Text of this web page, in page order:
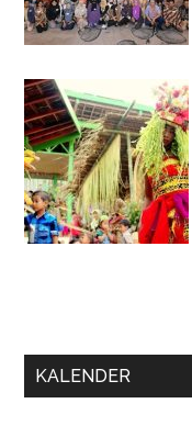
KALENDER